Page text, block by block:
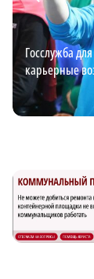
Госслужба
карьерные